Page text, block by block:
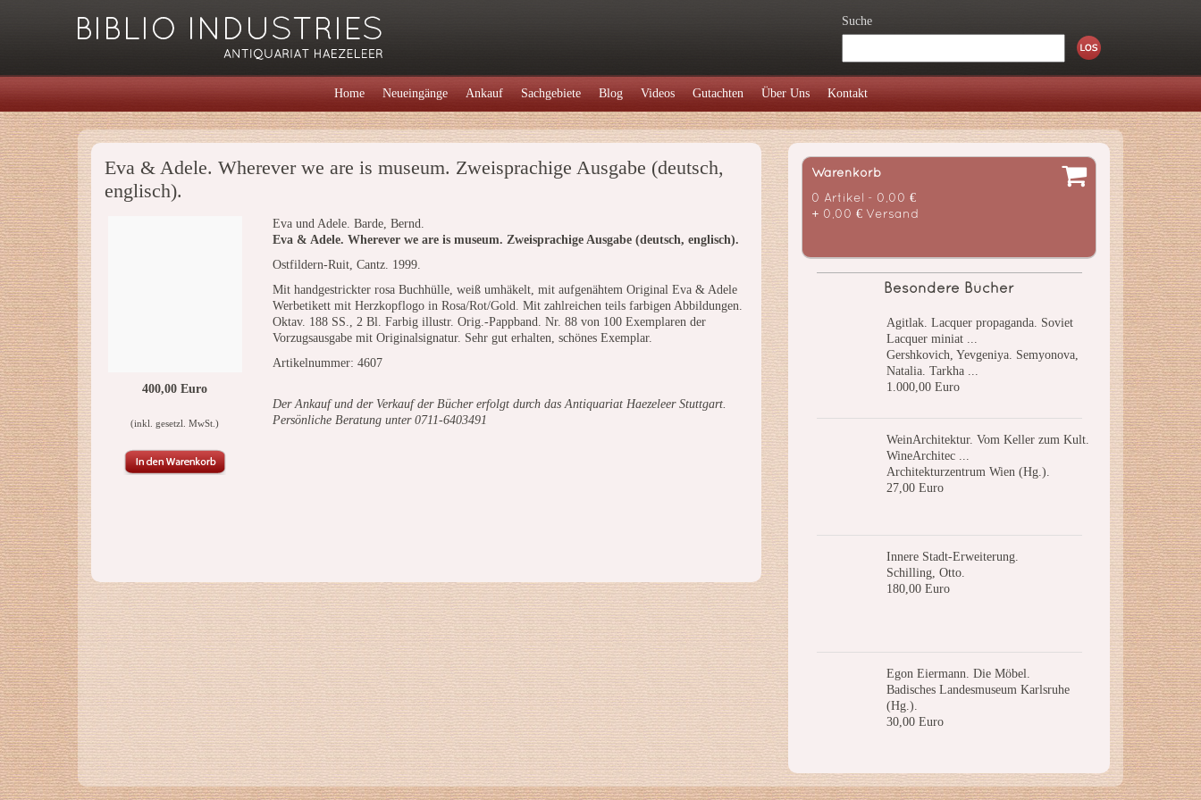
Suche
Home Neueingänge Ankauf Sachgebiete Blog Videos Gutachten Über Uns Kontakt
Eva & Adele. Wherever we are is museum. Zweisprachige Ausgabe (deutsch,
englisch).
400,00 Euro
(inkl. gesetzl. MwSt.)
Eva und Adele. Barde, Bernd.
Eva & Adele. Wherever we are is museum. Zweisprachige Ausgabe (deutsch, englisch).
Ostfildern-Ruit, Cantz. 1999.
Mit handgestrickter rosa Buchhülle, weiß umhäkelt, mit aufgenähtem Original Eva & Adele
Werbetikett mit Herzkopflogo in Rosa/Rot/Gold. Mit zahlreichen teils farbigen Abbildungen.
Oktav. 188 SS., 2 Bl. Farbig illustr. Orig.-Pappband. Nr. 88 von 100 Exemplaren der
Vorzugsausgabe mit Originalsignatur. Sehr gut erhalten, schönes Exemplar.
Artikelnummer: 4607
Der Ankauf und der Verkauf der Bücher erfolgt durch das Antiquariat Haezeleer Stuttgart.
Persönliche Beratung unter 0711-6403491
Warenkorb
0 Artikel - 0,00 €
+ 0,00 € Versand
Besondere Bücher
Agitlak. Lacquer propaganda. Soviet
Lacquer miniat ...
Gershkovich, Yevgeniya. Semyonova,
Natalia. Tarkha ...
1.000,00 Euro
WeinArchitektur. Vom Keller zum Kult.
WineArchitec ...
Architekturzentrum Wien (Hg.).
27,00 Euro
Innere Stadt-Erweiterung.
Schilling, Otto.
180,00 Euro
Egon Eiermann. Die Möbel.
Badisches Landesmuseum Karlsruhe
(Hg.).
30,00 Euro